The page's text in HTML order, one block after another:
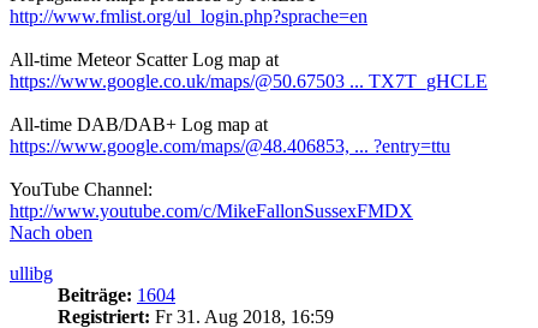
http://www.fmlist.org/ul_login.php?sprache=en
All-time Meteor Scatter Log map at
https://www.google.co.uk/maps/@50.67503 ... TX7T_gHCLE
All-time DAB/DAB+ Log map at
https://www.google.com/maps/@48.406853, ... ?entry=ttu
YouTube Channel:
http://www.youtube.com/c/MikeFallonSussexFMDX
Nach oben
ullibg
Beiträge: 1604
Registriert: Fr 31. Aug 2018, 16:59